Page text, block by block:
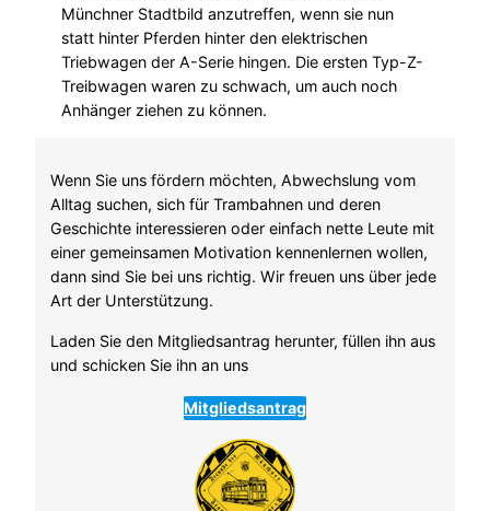
Münchner Stadtbild anzutreffen, wenn sie nun
statt hinter Pferden hinter den elektrischen
Triebwagen der A-Serie hingen. Die ersten Typ-Z-
Treibwagen waren zu schwach, um auch noch
Anhänger ziehen zu können.
Wenn Sie uns fördern möchten, Abwechslung vom
Alltag suchen, sich für Trambahnen und deren
Geschichte interessieren oder einfach nette Leute mit
einer gemeinsamen Motivation kennenlernen wollen,
dann sind Sie bei uns richtig. Wir freuen uns über jede
Art der Unterstützung.
Laden Sie den Mitgliedsantrag herunter, füllen ihn aus
und schicken Sie ihn an uns
Mitgliedsantrag